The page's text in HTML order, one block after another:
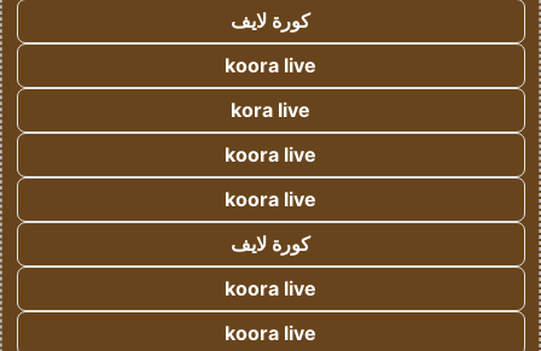
كورة لايف
koora live
kora live
koora live
koora live
كورة لايف
koora live
koora live